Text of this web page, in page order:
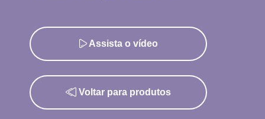
Assista o vídeo
Voltar para produtos